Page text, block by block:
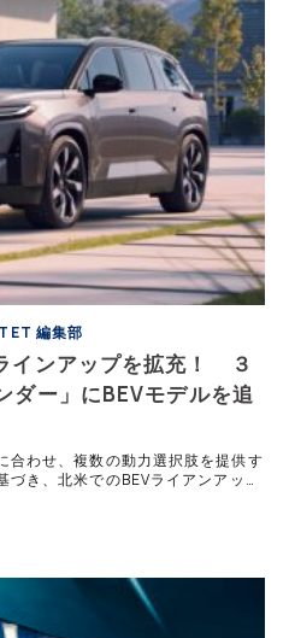
編集部
インアップを拡充！ ３
ダー」にBEVモデルを追
合わせ、複数の動力選択肢を提供す
き、北米でのBEVライアンアップ
て、3列シートSUVの「ハイラン
、世界初公開を行った。開発段階
る。